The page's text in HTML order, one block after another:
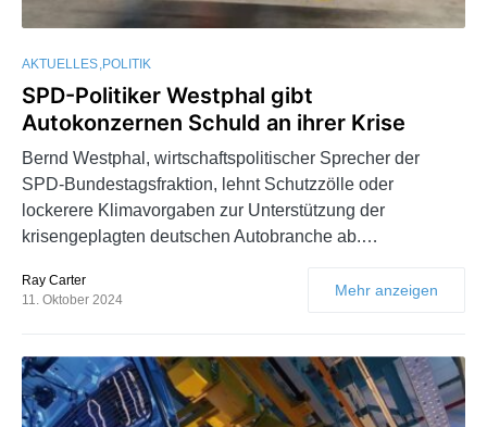
AKTUELLES POLITIK
SPD-Politiker Westphal gibt
Autokonzernen Schuld an ihrer Krise
Bernd Westphal, wirtschaftspolitischer Sprecher der
SPD-Bundestagsfraktion, lehnt Schutzzölle oder
lockerere Klimavorgaben zur Unterstützung der
krisengeplagten deutschen Autobranche ab.…
Ray Carter
11. Oktober 2024
Mehr anzeigen